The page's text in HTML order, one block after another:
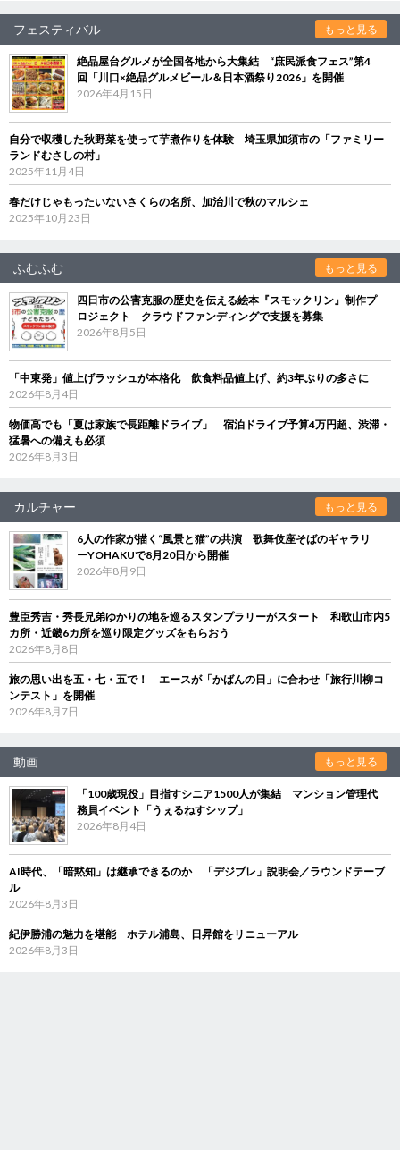
フェスティバル もっと見る
絶品屋台グルメが全国各地から大集結 “庶民派食フェス”第4
回「川口×絶品グルメビール＆日本酒祭り2026」を開催
2026年4月15日
自分で収穫した秋野菜を使って芋煮作りを体験 埼玉県加須市の「ファミリー
ランドむさしの村」
2025年11月4日
春だけじゃもったいないさくらの名所、加治川で秋のマルシェ
2025年10月23日
ふむふむ もっと見る
四日市の公害克服の歴史を伝える絵本『スモックリン』制作プ
ロジェクト クラウドファンディングで支援を募集
2026年8月5日
「中東発」値上げラッシュが本格化 飲食料品値上げ、約3年ぶりの多さに
2026年8月4日
物価高でも「夏は家族で長距離ドライブ」 宿泊ドライブ予算4万円超、渋滞・
猛暑への備えも必須
2026年8月3日
カルチャー もっと見る
6人の作家が描く“風景と猫”の共演 歌舞伎座そばのギャラリ
ーYOHAKUで8月20日から開催
2026年8月9日
豊臣秀吉・秀長兄弟ゆかりの地を巡るスタンプラリーがスタート 和歌山市内5
カ所・近畿6カ所を巡り限定グッズをもらおう
2026年8月8日
旅の思い出を五・七・五で！ エースが「かばんの日」に合わせ「旅行川柳コ
ンテスト」を開催
2026年8月7日
動画 もっと見る
「100歳現役」目指すシニア1500人が集結 マンション管理代
務員イベント「うぇるねすシップ」
2026年8月4日
AI時代、「暗黙知」は継承できるのか 「デジブレ」説明会／ラウンドテーブ
ル
2026年8月3日
紀伊勝浦の魅力を堪能 ホテル浦島、日昇館をリニューアル
2026年8月3日